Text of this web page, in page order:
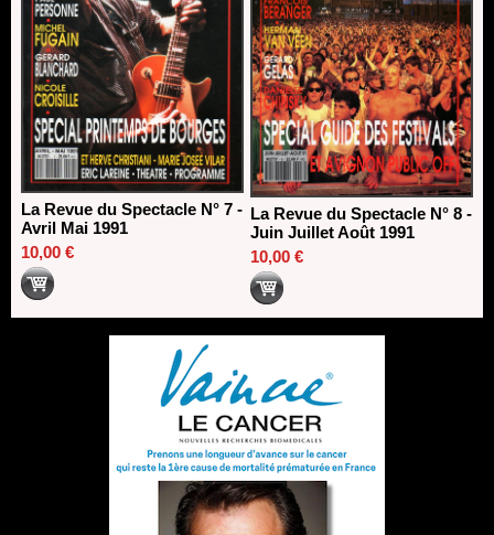
La Revue du Spectacle N° 7 -
Avril Mai 1991
10,00 €
La Revue du Spectacle N° 8 -
Juin Juillet Août 1991
10,00 €